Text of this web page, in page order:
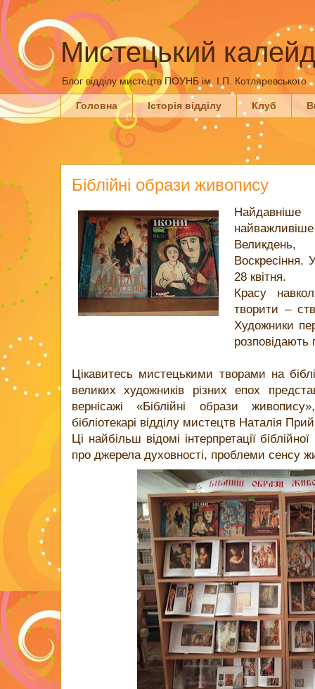
Мистецький
Блог відділу мистецтв ПОУНБ ім. І.П. Котляревського
Головна Історія відділу Клуб
Біблійні образи живопису
Воскресіння.
28 квітня.
Красу
творити –
Художники
Цікавитесь мистецькими творами на
великих художників різних епох
вернісажі «Біблійні образи
бібліотекарі відділу мистецтв Наталія
Ці найбільш відомі інтерпретації
про джерела духовності, проблеми сенсу